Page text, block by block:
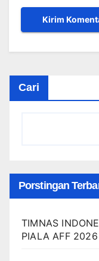
Cari
Porstingan
TIMNAS
PIALA AFF 2026